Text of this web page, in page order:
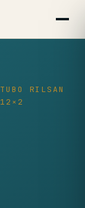
TUBO RILSAN
12×2